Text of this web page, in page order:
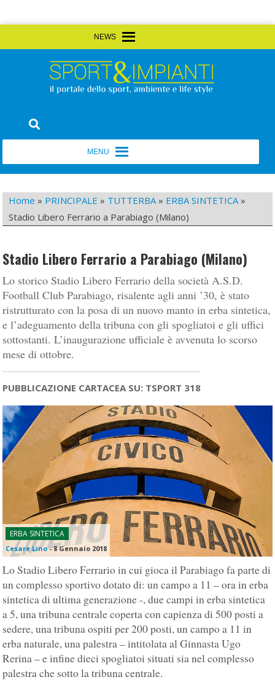
to
Sport&Impianti
Home » PRINCIPALE » TUTTERBA» ERBA SINTETICA»
Stadio Libero Ferrario a Parabiago (Milano)
Stadio Libero Ferrario a Parabiago (Milano)
Lo storico Stadio Libero Ferrario della società A.S.D.
Football Club Parabiago, risalente agli anni ’30, è stato
ristrutturato con la posa di un nuovo manto in erba sintetica,
e l’adeguamento della tribuna con gli spogliatoi e gli uffici
sottostanti. L’inaugurazione ufficiale è avvenuta lo scorso
mese di ottobre.
PUBBLICAZIONE CARTACEA SU: TSPORT 318
ERBA SINTETICA
Cesare Lino-8 Gennaio 2018
Lo Stadio Libero Ferrario in cui gioca il Parabiago fa parte di
un complesso sportivo dotato di: un campo a 11 – ora in erba
sintetica di ultima generazione -, due campi in erba sintetica
a 5, una tribuna centrale coperta con capienza di 500 posti a
sedere, una tribuna ospiti per 200 posti, un campo a 11 in
erba naturale, una palestra – intitolata al Ginnasta Ugo
Rerina – e infine dieci spogliatoi situati sia nel complesso
palestra che sotto la tribuna centrale.